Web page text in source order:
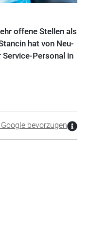
offene Stellen als
hat von Neu-
Personal in
bevorzugen